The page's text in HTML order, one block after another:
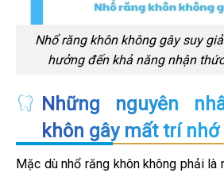
Nhổ răng khôn không gây suy
hưởng đến khả năng nhận
Những nguyên
khôn gây mất trí nhớ
Mặc dù nhổ răng khôn không phải là